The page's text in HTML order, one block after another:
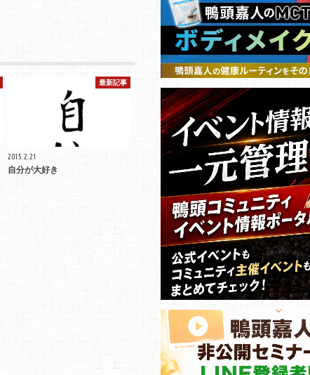
最新記事
2015.2.21
自分が大好き